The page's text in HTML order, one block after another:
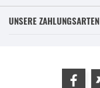
UNSERE ZAHLUNGSARTEN